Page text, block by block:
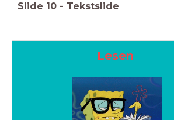
Slide 10 - Tekstslide
Lesen